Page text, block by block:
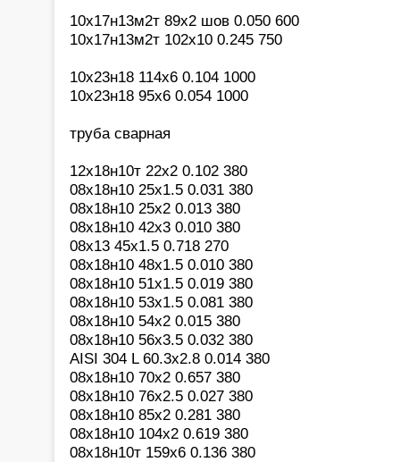
10х17н13м2т 89х2 шов 0.050 600
10х17н13м2т 102х10 0.245 750
10х23н18 114х6 0.104 1000
10х23н18 95х6 0.054 1000
труба сварная
12х18н10т 22х2 0.102 380
08х18н10 25х1.5 0.031 380
08х18н10 25х2 0.013 380
08х18н10 42х3 0.010 380
08х13 45х1.5 0.718 270
08х18н10 48х1.5 0.010 380
08х18н10 51х1.5 0.019 380
08х18н10 53х1.5 0.081 380
08х18н10 54х2 0.015 380
08х18н10 56х3.5 0.032 380
AISI 304 L 60.3х2.8 0.014 380
08х18н10 70х2 0.657 380
08х18н10 76х2.5 0.027 380
08х18н10 85х2 0.281 380
08х18н10 104х2 0.619 380
08х18н10т 159х6 0.136 380